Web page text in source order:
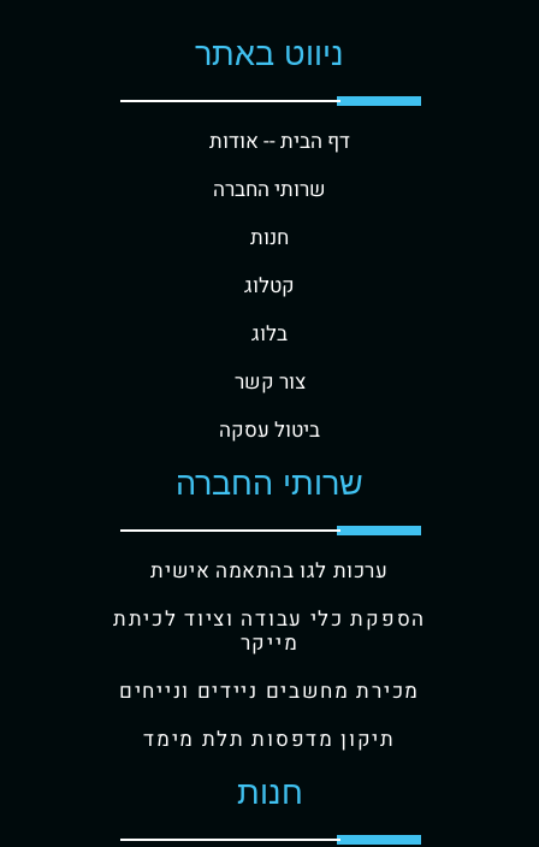
ניווט באתר
דף הבית -- אודות
שרותי החברה
חנות
קטלוג
בלוג
צור קשר
ביטול עסקה
שרותי החברה
ערכות לגו בהתאמה אישית
הספקת כלי עבודה וציוד לכיתת
מייקר
מכירת מחשבים ניידים ונייחים
תיקון מדפסות תלת מימד
חנות